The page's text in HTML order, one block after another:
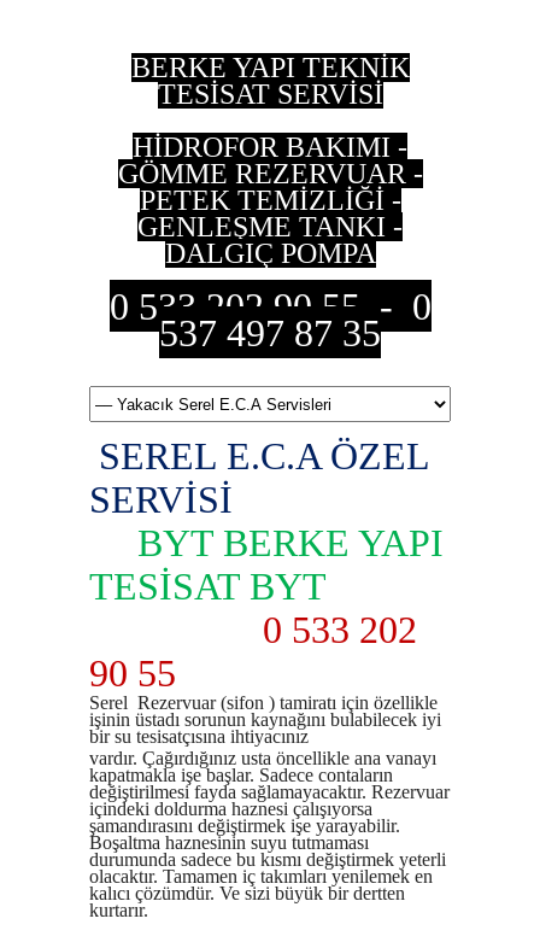
BERKE YAPI TEKNİK
TESİSAT SERVİSİ
HİDROFOR BAKIMI -
GÖMME REZERVUAR -
PETEK TEMİZLİĞİ -
GENLEŞME TANKI -
DALGIÇ POMPA
0 533 202 90 55 - 0
537 497 87 35
SEREL E.C.A ÖZEL
SERVİSİ
BYT BERKE YAPI
TESİSAT BYT
0 533 202
90 55
Serel Rezervuar (sifon ) tamiratı için özellikle
işinin üstadı sorunun kaynağını bulabilecek iyi
bir su tesisatçısına ihtiyacınız
vardır. Çağırdığınız usta öncellikle ana vanayı
kapatmakla işe başlar. Sadece contaların
değiştirilmesi fayda sağlamayacaktır. Rezervuar
içindeki doldurma haznesi çalışıyorsa
şamandırasını değiştirmek işe yarayabilir.
Boşaltma haznesinin suyu tutmaması
durumunda sadece bu kısmı değiştirmek yeterli
olacaktır. Tamamen iç takımları yenilemek en
kalıcı çözümdür. Ve sizi büyük bir dertten
kurtarır.